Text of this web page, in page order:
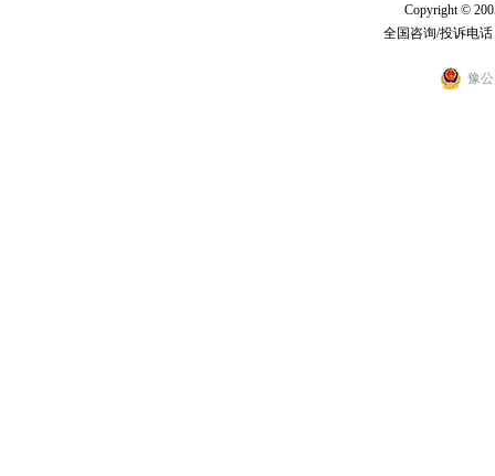
Copyright ©
全国咨询/投诉电话
豫